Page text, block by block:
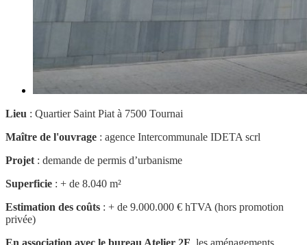
Lieu : Quartier Saint Piat à 7500 Tournai
Maître de l'ouvrage : agence Intercommunale IDETA scrl
Projet : demande de permis d’urbanisme
Superficie : + de 8.040 m²
Estimation des coûts : + de 9.000.000 € hTVA (hors promotion
privée)
En association avec le bureau Atelier 2F , les aménagements